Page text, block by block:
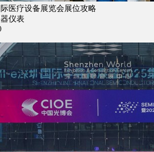
医疗设备展览会展位攻略
仪表